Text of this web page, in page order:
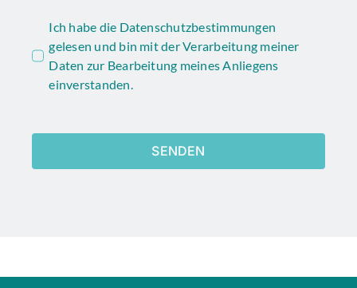
Ich habe die Datenschutzbestimmungen
gelesen und bin mit der Verarbeitung meiner
Daten zur Bearbeitung meines Anliegens
einverstanden.
SENDEN